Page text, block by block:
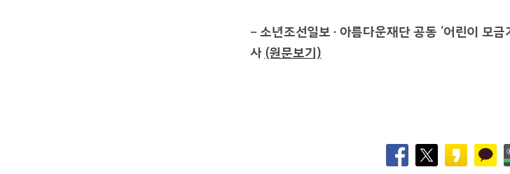
– 소년조선일보 · 아름다운재단 공동 ‘어린이 모금
사 (원문보기)